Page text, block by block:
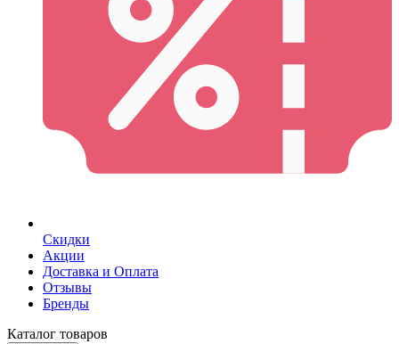
Скидки
Акции
Доставка и Оплата
Отзывы
Бренды
Каталог товаров